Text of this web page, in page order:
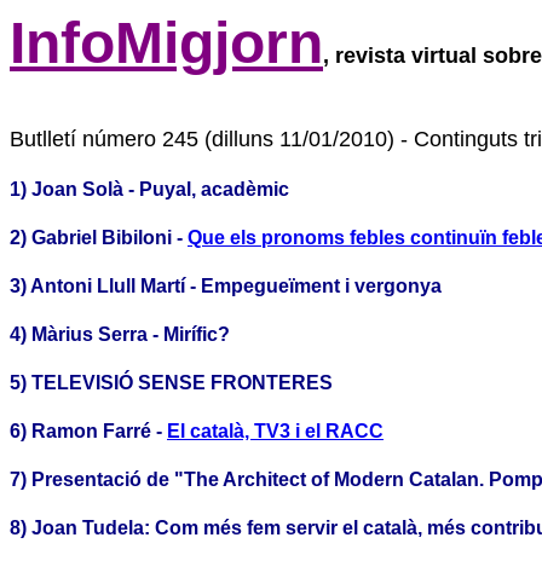
InfoMigjorn, revista virtual
Butlletí número 245 (dilluns 11/01/2010) - Continguts
1) Joan Solà - Puyal, acadèmic
2) Gabriel Bibiloni - Que els pronoms febles continuïn
3) Antoni Llull Martí - Empegueïment i vergonya
4) Màrius Serra - Mirífic?
5) TELEVISIÓ SENSE FRONTERES
6) Ramon Farré - El català, TV3 i el RACC
7) Presentació de "The Architect of Modern Catalan.
8) Joan Tudela: Com més fem servir el català, més